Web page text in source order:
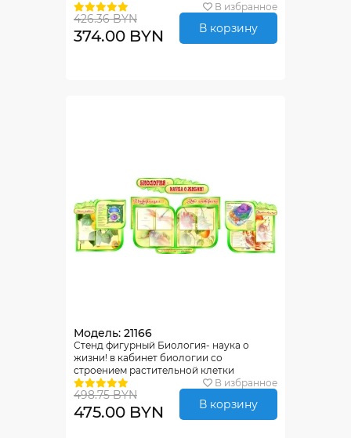
В избранное
426.36 BYN
374.00 BYN В корзину
Модель: 21166
Стенд фигурный Биология- наука о
жизни! в кабинет биологии со
строением растительной клетки
2800*1020мм
В избранное
498.75 BYN
475.00 BYN В корзину